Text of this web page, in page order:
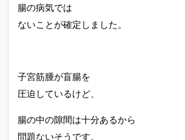
腸の病気では
ないことが確定しました。
子宮筋腫が盲腸を
圧迫しているけど、
腸の中の隙間は十分あるから
問題ないそうです。